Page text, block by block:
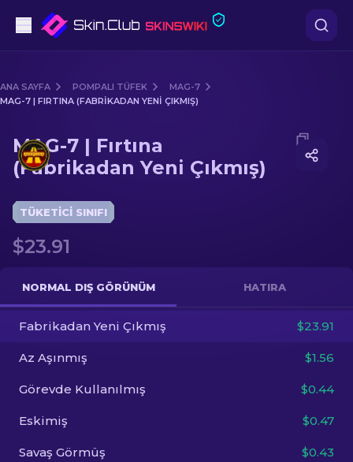
Orta seviye
Tüfek
Bıçaklar
Kasalar
TR
ANA SAYFA POMPALI TÜFEK
MAG-7
MAG-7 | FIRTINA (FABRIKADAN YENI ÇIKMIŞ)
Media of MAG-7 | Fırtına (Fabrikadan Yeni Çıkmış)
MAG-7 | Fırtına
(Fabrikadan Yeni Çıkmış)
TÜKETICI SINIFI
$23.91
NORMAL DIŞ GÖRÜNÜM HATIRA
Fabrikadan Yeni Çıkmış $23.91
Az Aşınmış $1.56
Görevde Kullanılmış $0.44
Eskimiş $0.47
Savaş Görmüş $0.43